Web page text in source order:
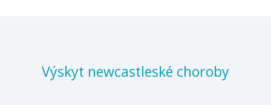
Výskyt newcastleské choroby